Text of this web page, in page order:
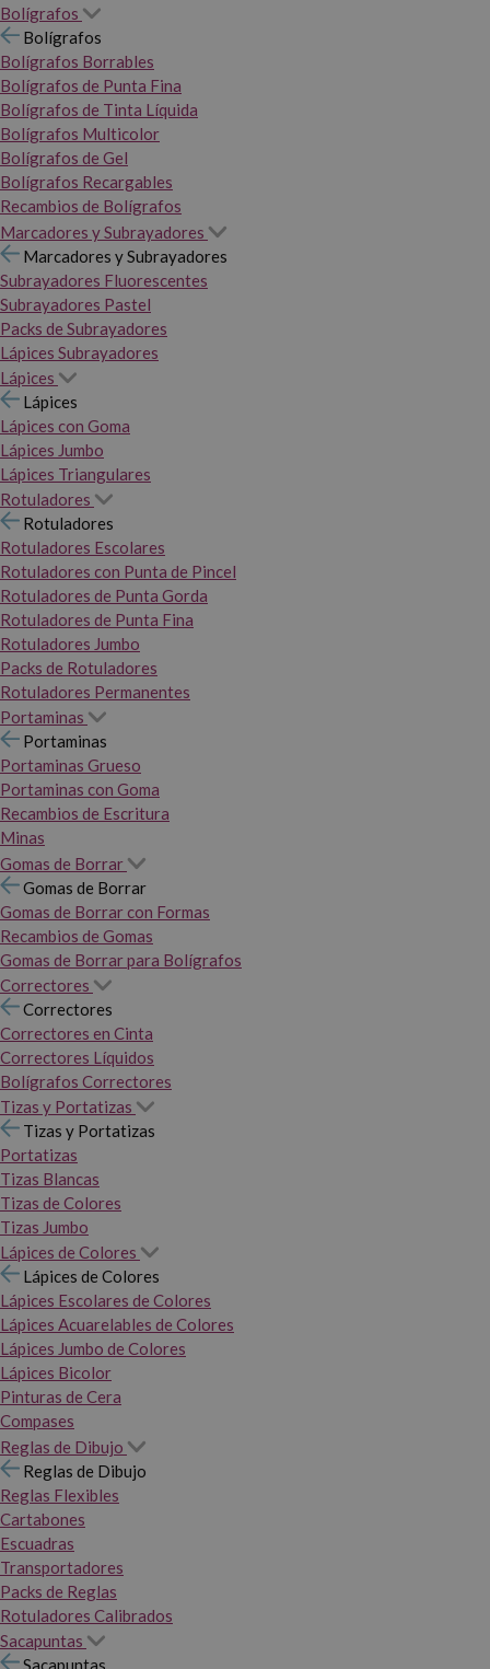
Bolígrafos
Bolígrafos
Bolígrafos Borrables
Bolígrafos de Punta Fina
Bolígrafos de Tinta Líquida
Bolígrafos Multicolor
Bolígrafos de Gel
Bolígrafos Recargables
Recambios de Bolígrafos
Marcadores y Subrayadores
Marcadores y Subrayadores
Subrayadores Fluorescentes
Subrayadores Pastel
Packs de Subrayadores
Lápices Subrayadores
Lápices
Lápices
Lápices con Goma
Lápices Jumbo
Lápices Triangulares
Rotuladores
Rotuladores
Rotuladores Escolares
Rotuladores con Punta de Pincel
Rotuladores de Punta Gorda
Rotuladores de Punta Fina
Rotuladores Jumbo
Packs de Rotuladores
Rotuladores Permanentes
Portaminas
Portaminas
Portaminas Grueso
Portaminas con Goma
Recambios de Escritura
Minas
Gomas de Borrar
Gomas de Borrar
Gomas de Borrar con Formas
Recambios de Gomas
Gomas de Borrar para Bolígrafos
Correctores
Correctores
Correctores en Cinta
Correctores Líquidos
Bolígrafos Correctores
Tizas y Portatizas
Tizas y Portatizas
Portatizas
Tizas Blancas
Tizas de Colores
Tizas Jumbo
Lápices de Colores
Lápices de Colores
Lápices Escolares de Colores
Lápices Acuarelables de Colores
Lápices Jumbo de Colores
Lápices Bicolor
Pinturas de Cera
Compases
Reglas de Dibujo
Reglas de Dibujo
Reglas Flexibles
Cartabones
Escuadras
Transportadores
Packs de Reglas
Rotuladores Calibrados
Sacapuntas
Sacapuntas